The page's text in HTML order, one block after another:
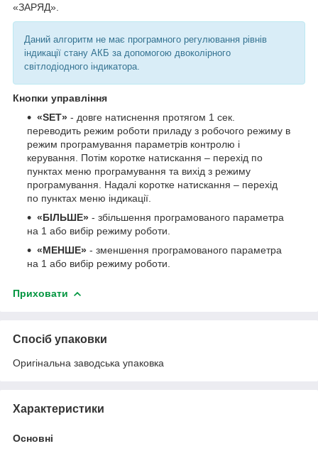
«ЗАРЯД».
Даний алгоритм не має програмного регулювання рівнів
індикації стану АКБ за допомогою двоколірного
світлодіодного індикатора.
Кнопки управління
«SET» - довге натиснення протягом 1 сек.
переводить режим роботи приладу з робочого режиму в
режим програмування параметрів контролю і
керування. Потім коротке натискання – перехід по
пунктах меню програмування та вихід з режиму
програмування. Надалі коротке натискання – перехід
по пунктах меню індикації.
«БІЛЬШЕ» - збільшення програмованого параметра
на 1 або вибір режиму роботи.
«МЕНШЕ» - зменшення програмованого параметра
на 1 або вибір режиму роботи.
Приховати
Спосіб упаковки
Оригінальна заводська упаковка
Характеристики
Основні